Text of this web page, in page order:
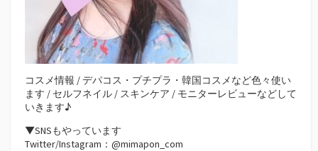
コスメ情報 / デパコス・プチプラ・韓国コスメなど色々使い
ます / セルフネイル / スキンケア / モニターレビューなどして
いきます♪
▼SNSもやっています
Twitter/Instagram：@mimapon_com